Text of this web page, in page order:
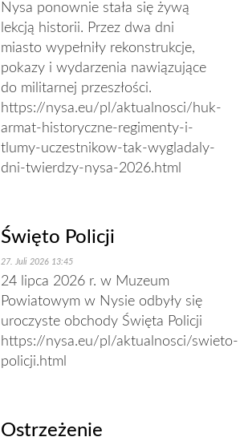
Nysa ponownie stała się żywą
lekcją historii. Przez dwa dni
miasto wypełniły rekonstrukcje,
pokazy i wydarzenia nawiązujące
do militarnej przeszłości.
https://nysa.eu/pl/aktualnosci/huk-
armat-historyczne-regimenty-i-
tlumy-uczestnikow-tak-wygladaly-
dni-twierdzy-nysa-2026.html
Święto Policji
27. Juli 2026 13:45
24 lipca 2026 r. w Muzeum
Powiatowym w Nysie odbyły się
uroczyste obchody Święta Policji
https://nysa.eu/pl/aktualnosci/swieto-
policji.html
Ostrzeżenie